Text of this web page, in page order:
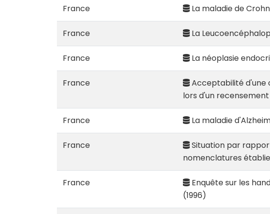
France La maladie de Crohn
France La
France La néoplasie
France
Acceptabilité d'une
lors d'un
France La maladie
France
Situation par
nomenclatures
France
Enquête sur les
(1996)